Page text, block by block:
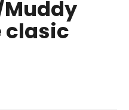
clasic